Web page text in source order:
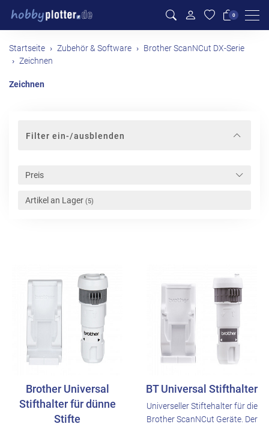
0
Startseite Zubehör & Software
Brother ScanNCut DX-Serie
Zeichnen
Zeichnen
Filter ein-/ausblenden
Preis
Artikel an Lager (5)
Brother Universal
Stifthalter für dünne
Stifte
BT Universal Stifthalter
Universeller Stiftehalter für die
Brother ScanNCut Geräte. Der